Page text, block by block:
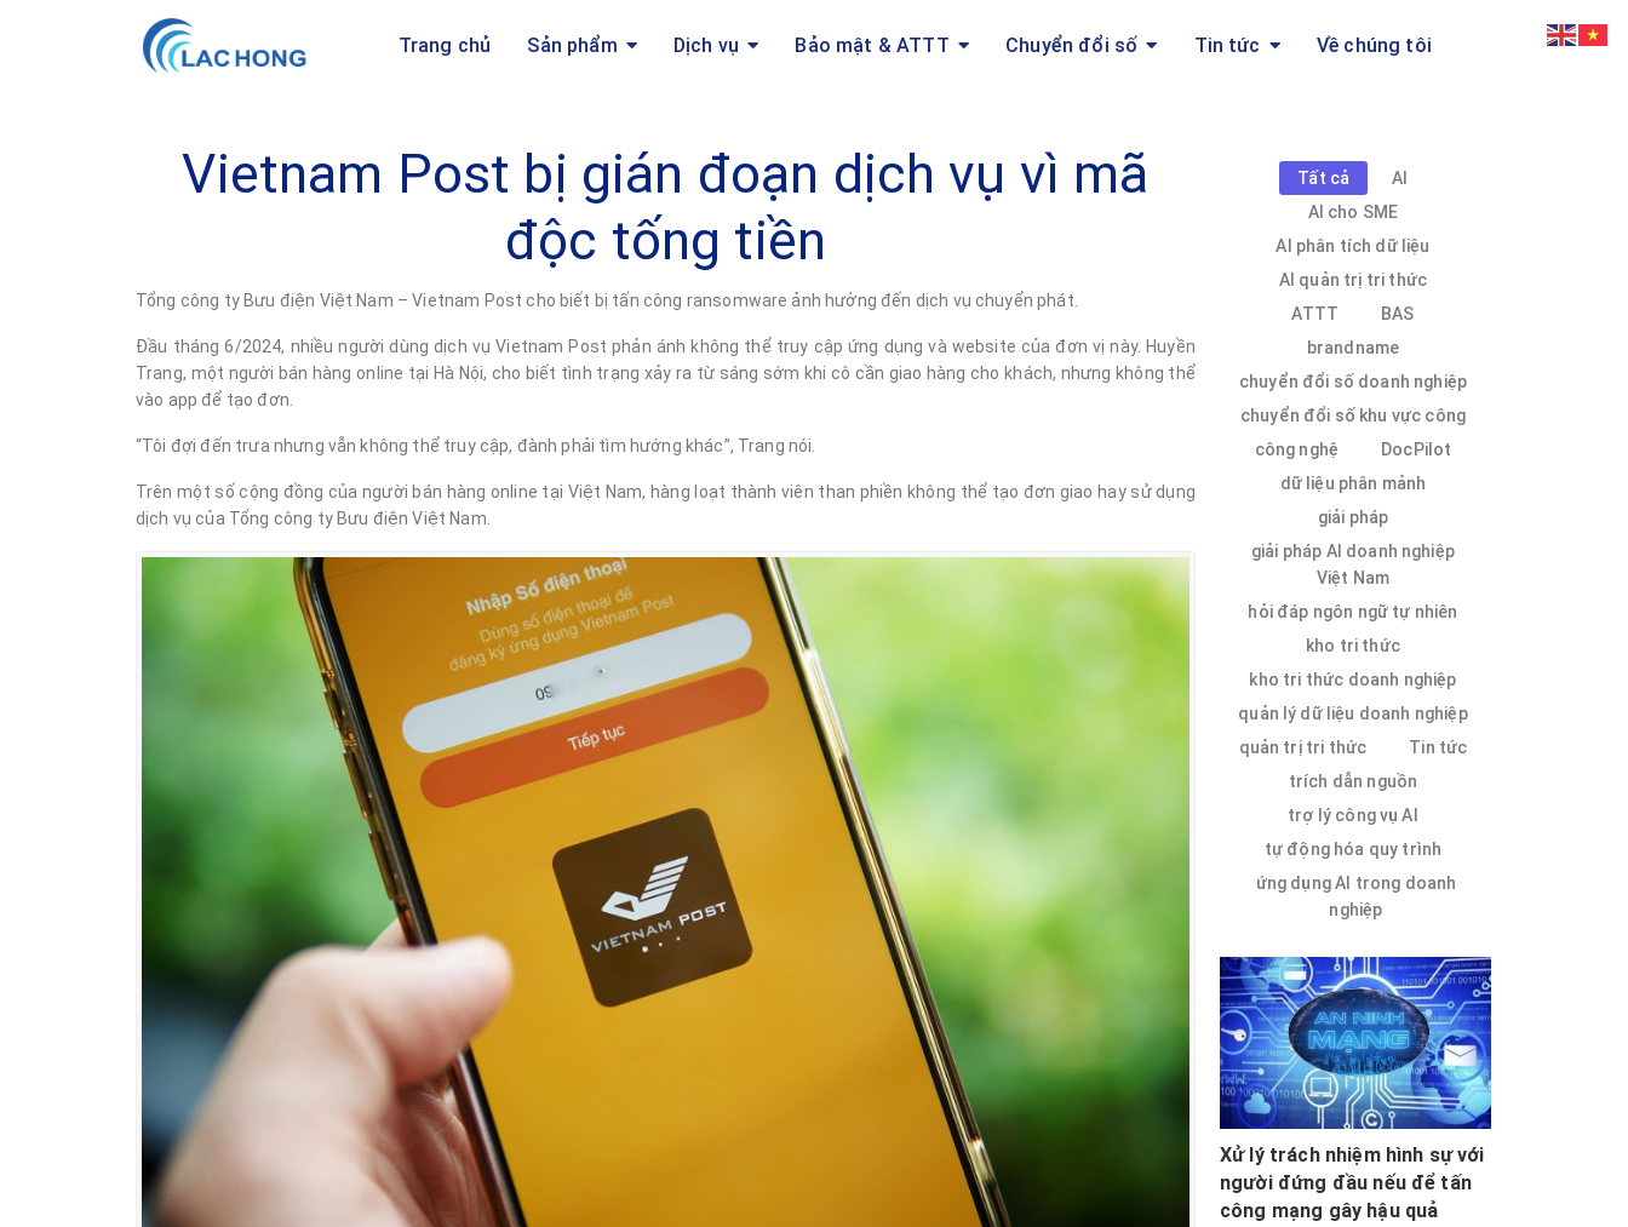
Trang chủ Sản phẩm Dịch vụ Bảo mật & ATTT Chuyển đổi số Tin tức Về chúng tôi
Vietnam Post bị gián đoạn dịch vụ vì mã
độc tống tiền
Tổng công ty Bưu điện Việt Nam – Vietnam Post cho biết bị tấn công ransomware ảnh hưởng đến dịch vụ chuyển phát.
Đầu tháng 6/2024, nhiều người dùng dịch vụ Vietnam Post phản ánh không thể truy cập ứng dụng và website của đơn vị này. Huyền
Trang, một người bán hàng online tại Hà Nội, cho biết tình trạng xảy ra từ sáng sớm khi cô cần giao hàng cho khách, nhưng không thể
vào app để tạo đơn.
“Tôi đợi đến trưa nhưng vẫn không thể truy cập, đành phải tìm hướng khác”, Trang nói.
Trên một số cộng đồng của người bán hàng online tại Việt Nam, hàng loạt thành viên than phiền không thể tạo đơn giao hay sử dụng
dịch vụ của Tổng công ty Bưu điện Việt Nam.
Tất cả
AI
AI cho SME
AI phân tích dữ liệu
AI quản trị tri thức
ATTT
BAS
brandname
chuyển đổi số doanh nghiệp
chuyển đổi số khu vực công
công nghệ
DocPilot
dữ liệu phân mảnh
giải pháp
giải pháp AI doanh nghiệp
Việt Nam
hỏi đáp ngôn ngữ tự nhiên
kho tri thức
kho tri thức doanh nghiệp
quản lý dữ liệu doanh nghiệp
quản trị tri thức
Tin tức
trích dẫn nguồn
trợ lý công vụ AI
tự động hóa quy trình
ứng dụng AI trong doanh
nghiệp
Xử lý trách nhiệm hình sự với
người đứng đầu nếu để tấn
công mạng gây hậu quả